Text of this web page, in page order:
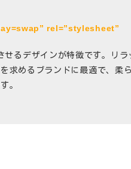
rel=”stylesheet”
るデザインが特徴です。リラ
求めるブランドに最適で、柔
。